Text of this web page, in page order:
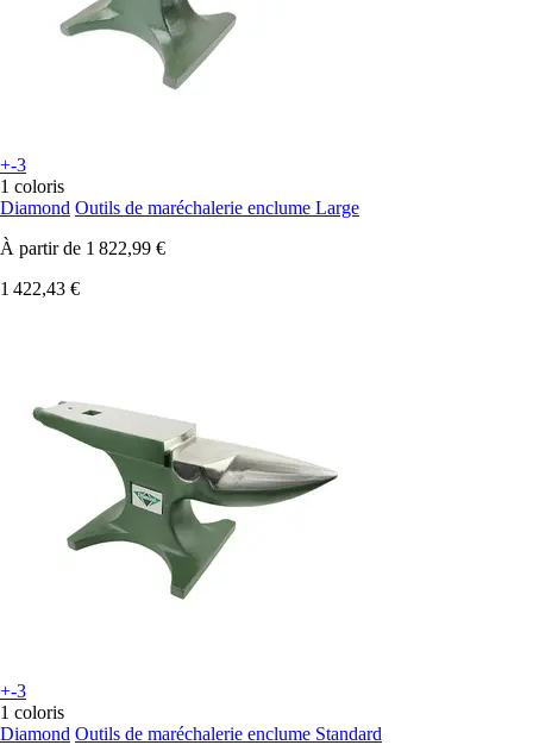
+-3
1 coloris
Diamond Outils de maréchalerie enclume Large
À partir de 1 822,99 €
1 422,43 €
+-3
1 coloris
Diamond Outils de maréchalerie enclume Standard